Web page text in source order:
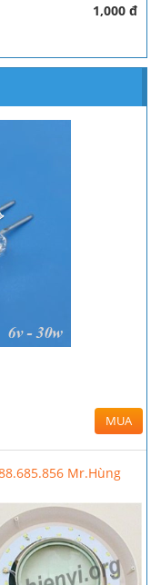
1,000 đ
MUA
Mr.Hùng